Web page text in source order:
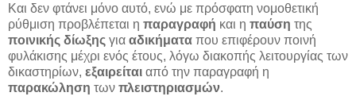
Και δεν φτάνει μόνο αυτό, ενώ με πρόσφατη νομοθετική
ρύθμιση προβλέπεται η παραγραφή και η παύση της
ποινικής δίωξης για αδικήματα που επιφέρουν ποινή
φυλάκισης μέχρι ενός έτους, λόγω διακοπής λειτουργίας των
δικαστηρίων, εξαιρείται από την παραγραφή η
παρακώληση των πλειστηριασμών.